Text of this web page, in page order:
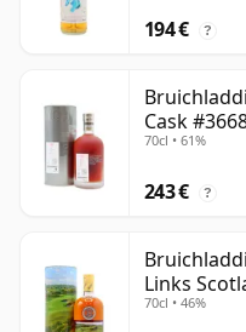
194 € ?
Cask
70cl • 61%
243 € ?
Links
70cl • 46%